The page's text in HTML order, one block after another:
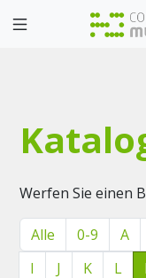
Werfen Sie einen
Alle 0-9 A
I
J K L